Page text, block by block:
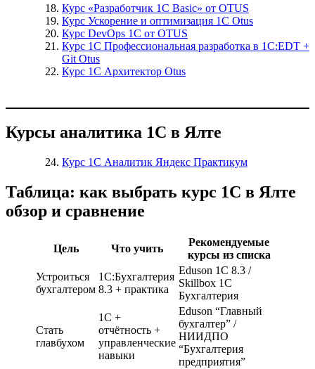
Курс «Разработчик 1С Basic» от OTUS
Курс Ускорение и оптимизация 1С Otus
Курс DevOps 1С от OTUS
Курс 1С Профессиональная разработка в 1С:EDT +
Git Otus
Курс 1С Архитектор Otus
Курсы аналитика 1С в Ялте
Курс 1С Аналитик Яндекс Практикум
Таблица: как выбрать курс 1С в Ялте
обзор и сравнение
Цель Что учить
Рекомендуемые
курсы из списка
Устроиться
бухгалтером
1С:Бухгалтерия
8.3 + практика
Eduson 1С 8.3 /
Skillbox 1С
Бухгалтерия
Стать
главбухом
1С +
отчётность +
управленческие
навыки
Eduson “Главный
бухгалтер” /
НИИДПО
“Бухгалтерия
предприятия”